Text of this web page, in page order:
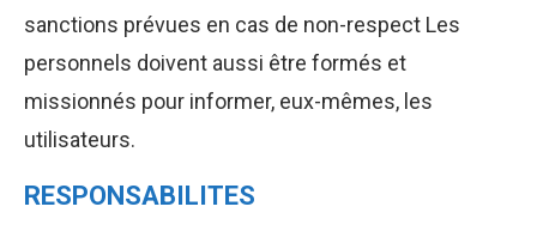
sanctions prévues en cas de non-respect Les
personnels doivent aussi être formés et
missionnés pour informer, eux-mêmes, les
utilisateurs.
RESPONSABILITES